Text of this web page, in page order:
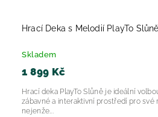
Hrací Deka s Melodií PlayTo
Skladem
1 899 Kč
Hrací deka PlayTo Slůně je ideální
zábavné a interaktivní prostředí pro své
nejenže...